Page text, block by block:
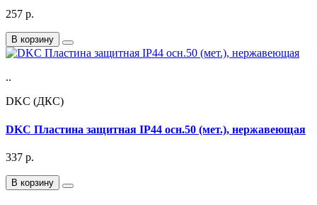
257 р.
В корзину
..
DKC (ДКС)
DKC Пластина защитная IP44 осн.50 (мет.), нержавеющая
337 р.
В корзину